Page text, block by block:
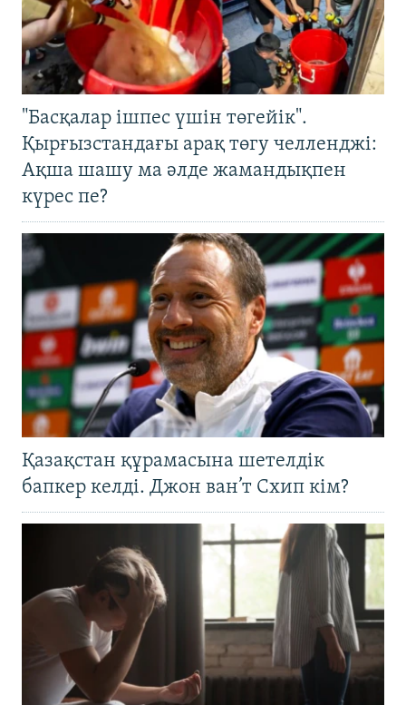
"Басқалар ішпес үшін төгейік".
Қырғызстандағы арақ төгу челленджі:
Ақша шашу ма әлде жамандықпен
күрес пе?
Қазақстан құрамасына шетелдік
бапкер келді. Джон ван’т Схип кім?